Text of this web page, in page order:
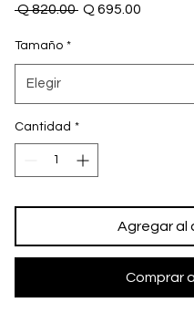
Q 820.00 Precio
Q 695.00
Tamaño *
Elegir
Cantidad *
Agregar al
Comprar